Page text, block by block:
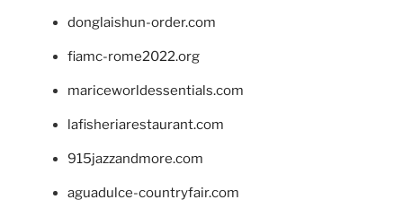
donglaishun-order.com
fiamc-rome2022.org
mariceworldessentials.com
lafisheriarestaurant.com
915jazzandmore.com
aguadulce-countryfair.com